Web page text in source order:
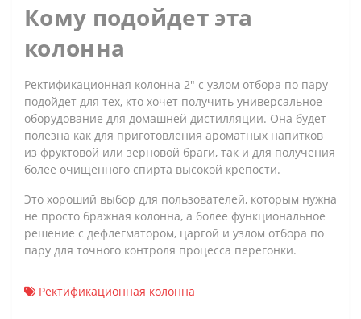
Кому подойдет эта
колонна
Ректификационная колонна 2" с узлом отбора по пару
подойдет для тех, кто хочет получить универсальное
оборудование для домашней дистилляции. Она будет
полезна как для приготовления ароматных напитков
из фруктовой или зерновой браги, так и для получения
более очищенного спирта высокой крепости.
Это хороший выбор для пользователей, которым нужна
не просто бражная колонна, а более функциональное
решение с дефлегматором, царгой и узлом отбора по
пару для точного контроля процесса перегонки.
Ректификационная колонна